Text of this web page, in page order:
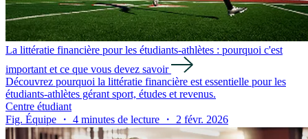
La littératie financière pour les étudiants-athlètes : pourquoi c'est
important et ce que vous devez savoir
Découvrez pourquoi la littératie financière est essentielle pour les
étudiants-athlètes gérant sport, études et revenus.
Centre étudiant
Fig. Équipe ・ 4 minutes de lecture ・ 2 févr. 2026